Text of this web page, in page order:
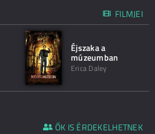
FILMJEI
Éjszaka a
múzeumban
Erica Daley
ŐK IS ÉRDEKELHETNEK